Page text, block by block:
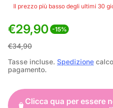
Il prezzo più basso degli ultimi 30
P
r
e
z
z
€29,90 -15%
P
r
e
z
z
€34,90
Tasse incluse. Spedizione
pagamento.
Clicca qua per essere